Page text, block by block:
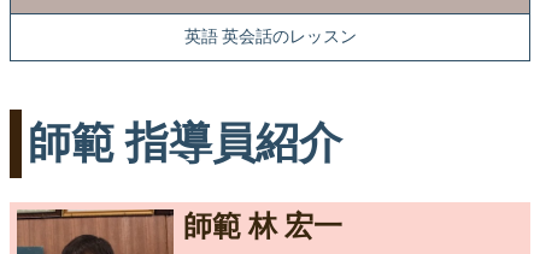
英語 英会話のレッスン
師範 指導員紹介
師範 林 宏一